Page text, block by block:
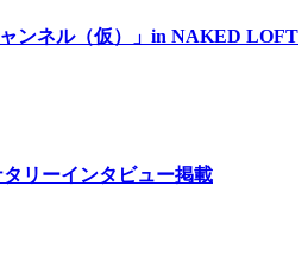
ンネル（仮）」in NAKED LOFT
リーインタビュー掲載